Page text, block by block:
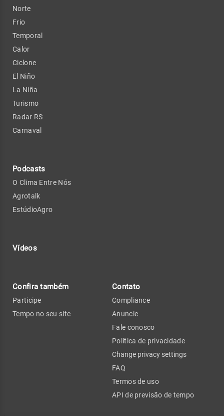
Norte
Frio
Temporal
Calor
Ciclone
El Niño
La Niña
Turismo
Radar RS
Carnaval
Podcasts
O Clima Entre Nós
Agrotalk
EstúdioAgro
Vídeos
Confira também
Participe
Tempo no seu site
Contato
Compliance
Anuncie
Fale conosco
Política de privacidade
Change privacy settings
FAQ
Termos de uso
API de previsão de tempo